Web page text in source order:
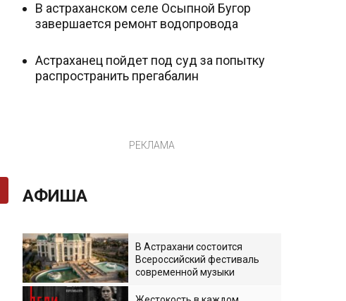
В астраханском селе Осыпной Бугор
завершается ремонт водопровода
Астраханец пойдет под суд за попытку
распространить прегабалин
РЕКЛАМА
АФИША
В Астрахани состоится
Всероссийский фестиваль
современной музыки